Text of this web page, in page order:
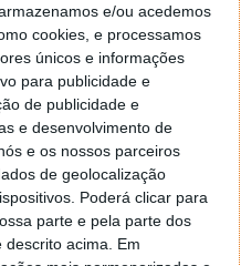
e/ou acedemos
cookies, e processamos
únicos e informações
para publicidade e
de publicidade e
e desenvolvimento de
e os nossos parceiros
de geolocalização
Poderá clicar para
parte e pela parte dos
acima. Em
tentativa de forçar o uso do
te lembres de outra dica fico
obrigado a mesma
de 2005 às 01:39
Seja como for segue por mail